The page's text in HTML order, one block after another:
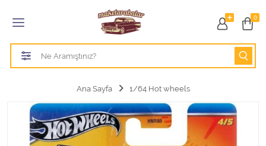
0
Tüm Kategoriler
1/18 BURAGO
1/18 Greenlight
1/18 GT SPIRIT
Ana Sayfa 1/64 Hot wheels